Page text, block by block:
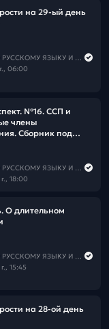
на 29-ый день
ЕГЭ 2026 ПО РУССКОМУ ЯЗЫКУ И МАТЕМАТИКЕ
06:00
№16. ССП и
члены
Сборник под
Р.А. Дощинского (36
вар. 19-36)
ЕГЭ 2026 ПО РУССКОМУ ЯЗЫКУ И МАТЕМАТИКЕ
18:00
О длительном
ЕГЭ 2026 ПО РУССКОМУ ЯЗЫКУ И МАТЕМАТИКЕ
15:45
на 28-ой день